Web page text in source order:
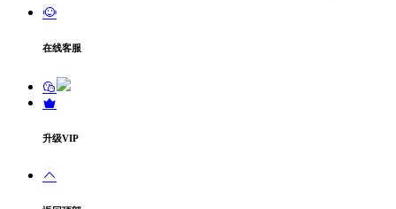
在线客服
升级VIP